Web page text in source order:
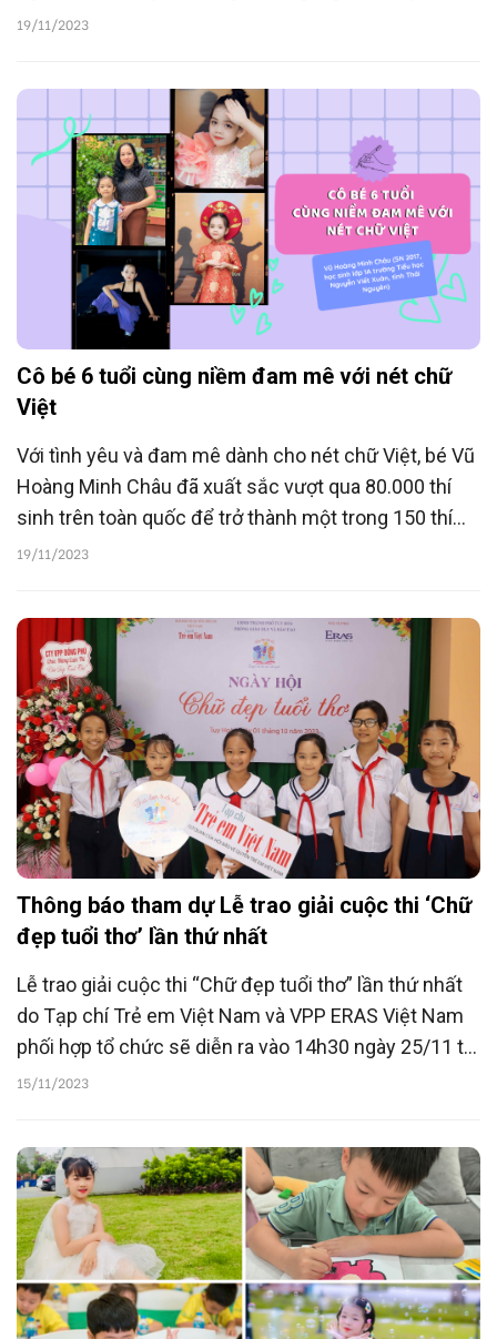
viết dân tộc đến từ nhiều tỉnh, thành phố trên cả
19/11/2023
Cô bé 6 tuổi cùng niềm đam mê với nét chữ
Việt
Với tình yêu và đam mê dành cho nét chữ Việt, bé Vũ
Hoàng Minh Châu đã xuất sắc vượt qua 80.000 thí
sinh trên toàn quốc để trở thành một trong 150 thí
sinh lọt vào vòng Chung kết cuộc thi “Chữ đẹp tuổi
19/11/2023
Thông báo tham dự Lễ trao giải cuộc thi ‘Chữ
đẹp tuổi thơ’ lần thứ nhất
Lễ trao giải cuộc thi “Chữ đẹp tuổi thơ” lần thứ nhất
do Tạp chí Trẻ em Việt Nam và VPP ERAS Việt Nam
phối hợp tổ chức sẽ diễn ra vào 14h30 ngày 25/11 tới
đây tại trường Tiểu học Long Biên, Hà Nội.
15/11/2023